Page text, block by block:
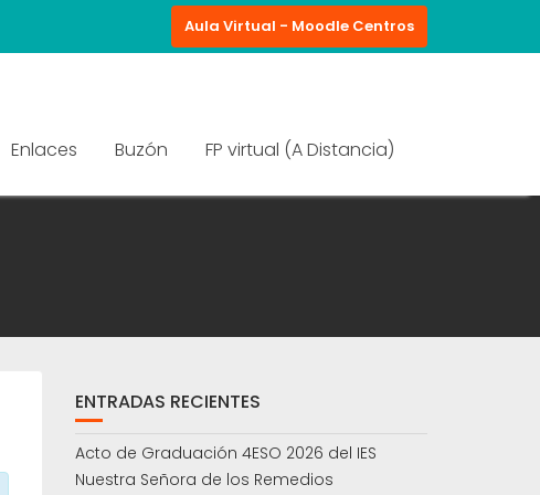
Aula Virtual - Moodle Centros
Enlaces Buzón FP virtual (A Distancia)
ENTRADAS RECIENTES
Acto de Graduación 4ESO 2026 del IES
Nuestra Señora de los Remedios